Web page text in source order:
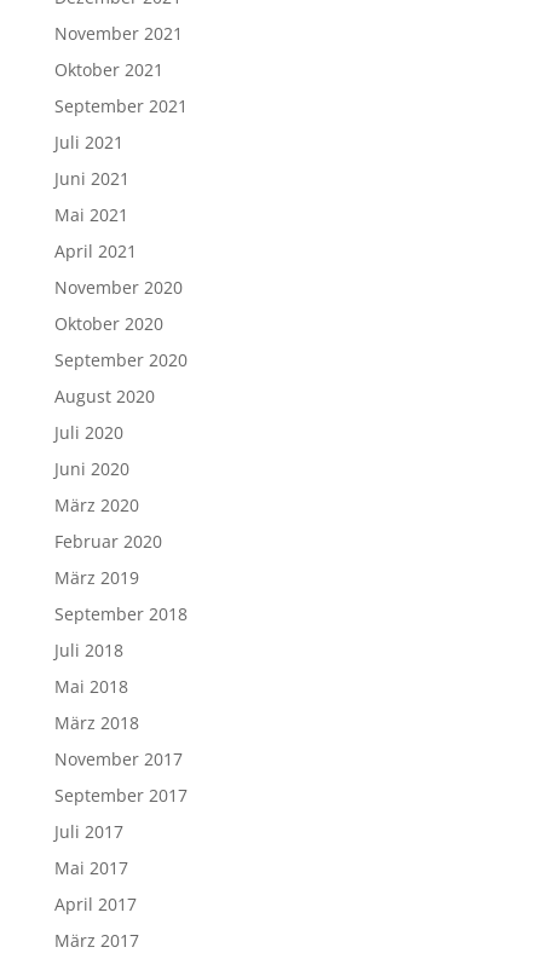
November 2021
Oktober 2021
September 2021
Juli 2021
Juni 2021
Mai 2021
April 2021
November 2020
Oktober 2020
September 2020
August 2020
Juli 2020
Juni 2020
März 2020
Februar 2020
März 2019
September 2018
Juli 2018
Mai 2018
März 2018
November 2017
September 2017
Juli 2017
Mai 2017
April 2017
März 2017